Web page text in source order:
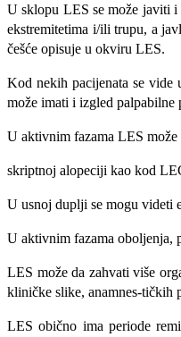
U sklopu LES se može javiti i
ekstremitetima i/ili trupu, a
češće opisuje u okviru LES.
Kod nekih pacijenata se vide
može imati i izgled palpabilne
U aktivnim fazama LES
skriptnoj alopeciji kao kod
U usnoj duplji se mogu videti
U aktivnim fazama oboljenja,
LES može da zahvati više
kliničke slike, anamnes-tičkih
LES obično ima periode